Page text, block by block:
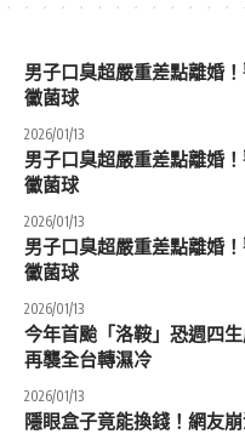
男子口臭超嚴重差點離婚
黴菌球
2026/01/13
男子口臭超嚴重差點離婚
黴菌球
2026/01/13
男子口臭超嚴重差點離婚
黴菌球
2026/01/13
今年首颱「洛鞍」恐週四
再襲全台轉濕冷
2026/01/13
隱眼盒子竟能換錢！網友